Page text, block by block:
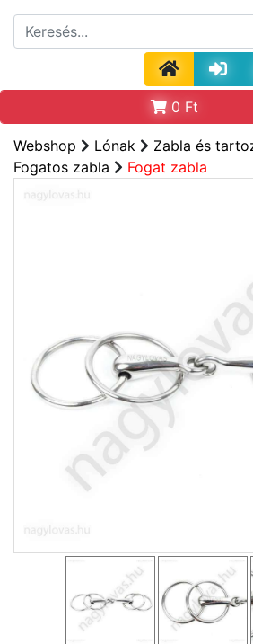
0 Ft
Webshop Lónak
Zabla és
Fogatos zabla
Fogat zabla